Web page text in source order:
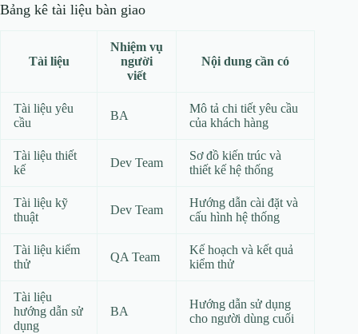
Bảng kê tài liệu bàn giao
Tài liệu
Nhiệm vụ
người
viết
Nội dung cần có
Tài liệu yêu
cầu
BA
Mô tả chi tiết yêu cầu
của khách hàng
Tài liệu thiết
kế
Dev Team
Sơ đồ kiến trúc và
thiết kế hệ thống
Tài liệu kỹ
thuật
Dev Team
Hướng dẫn cài đặt và
cấu hình hệ thống
Tài liệu kiểm
thử
QA Team
Kế hoạch và kết quả
kiểm thử
Tài liệu
hướng dẫn sử
dụng
BA
Hướng dẫn sử dụng
cho người dùng cuối